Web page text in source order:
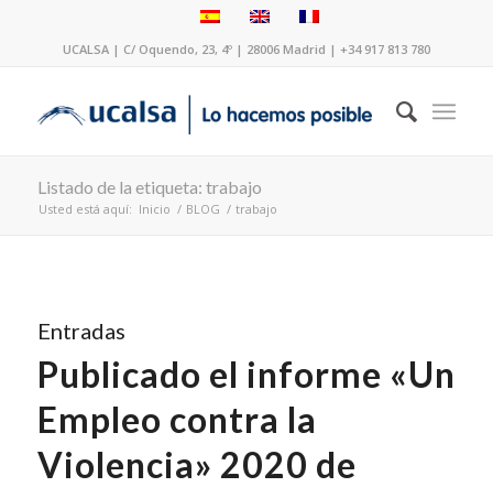
UCALSA | C/ Oquendo, 23, 4º | 28006 Madrid | +34 917 813 780
Listado de la etiqueta: trabajo
Usted está aquí: Inicio / BLOG / trabajo
Entradas
Publicado el informe «Un
Empleo contra la
Violencia» 2020 de